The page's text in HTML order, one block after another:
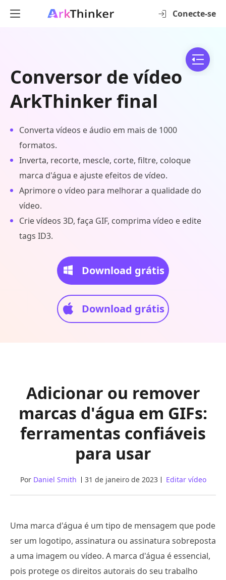
Conecte-se
Conversor de vídeo
ArkThinker final
Converta vídeos e áudio em mais de 1000
formatos.
Inverta, recorte, mescle, corte, filtre, coloque
marca d'água e ajuste efeitos de vídeo.
Aprimore o vídeo para melhorar a qualidade do
vídeo.
Crie vídeos 3D, faça GIF, comprima vídeo e edite
tags ID3.
Download grátis
Download grátis
Adicionar ou remover
marcas d'água em GIFs:
ferramentas confiáveis
para usar
Por Daniel Smith 31 de janeiro de 2023 Editar vídeo
Uma marca d'água é um tipo de mensagem que pode
ser um logotipo, assinatura ou assinatura sobreposta
a uma imagem ou vídeo. A marca d'água é essencial,
pois protege os direitos autorais do seu trabalho